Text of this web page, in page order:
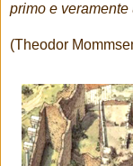
primo e
(Theodor